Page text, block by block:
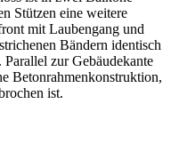
Stützen eine weitere
mit Laubengang und
Bändern identisch
zur Gebäudekante
Betonrahmenkonstruktion,
ist.